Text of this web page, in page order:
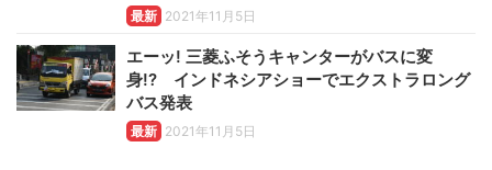
最新 2021年11月5日
エーッ! 三菱ふそうキャンターがバスに変
身!? インドネシアショーでエクストラロング
バス発表
最新 2021年11月5日